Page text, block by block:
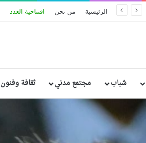
الرئيسية من نحن افتتاحية العدد
شباب مجتمع مدني ثقافة وفنون